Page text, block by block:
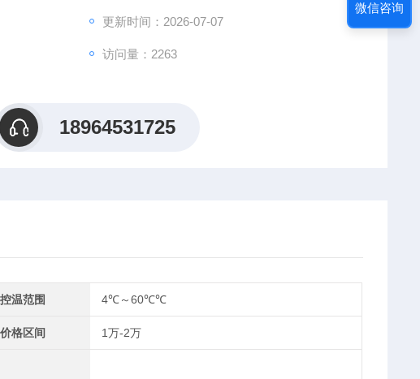
更新时间：2026-07-07
访问量：2263
18964531725
控温范围 4℃～60℃℃
价格区间 1万-2万
微信咨询